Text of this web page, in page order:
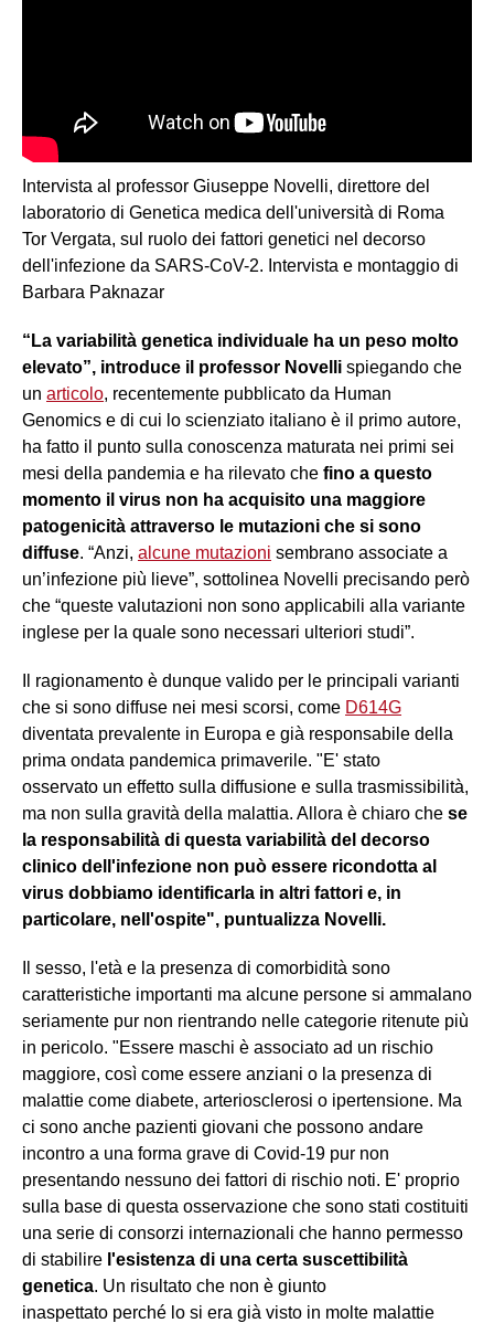
Intervista al professor Giuseppe Novelli, direttore del
laboratorio di Genetica medica dell'università di Roma
Tor Vergata, sul ruolo dei fattori genetici nel decorso
dell'infezione da SARS-CoV-2. Intervista e montaggio di
Barbara Paknazar
“La variabilità genetica individuale ha un peso molto
elevato”, introduce il professor Novelli spiegando che
un articolo, recentemente pubblicato da Human
Genomics e di cui lo scienziato italiano è il primo autore,
ha fatto il punto sulla conoscenza maturata nei primi sei
mesi della pandemia e ha rilevato che fino a questo
momento il virus non ha acquisito una maggiore
patogenicità attraverso le mutazioni che si sono
diffuse. “Anzi, alcune mutazioni sembrano associate a
un’infezione più lieve”, sottolinea Novelli precisando però
che “queste valutazioni non sono applicabili alla variante
inglese per la quale sono necessari ulteriori studi”.
Il ragionamento è dunque valido per le principali varianti
che si sono diffuse nei mesi scorsi, come D614G
diventata prevalente in Europa e già responsabile della
prima ondata pandemica primaverile. "E' stato
osservato un effetto sulla diffusione e sulla trasmissibilità,
ma non sulla gravità della malattia. Allora è chiaro che se
la responsabilità di questa variabilità del decorso
clinico dell'infezione non può essere ricondotta al
virus dobbiamo identificarla in altri fattori e, in
particolare, nell'ospite", puntualizza Novelli.
Il sesso, l'età e la presenza di comorbidità sono
caratteristiche importanti ma alcune persone si ammalano
seriamente pur non rientrando nelle categorie ritenute più
in pericolo. "Essere maschi è associato ad un rischio
maggiore, così come essere anziani o la presenza di
malattie come diabete, arteriosclerosi o ipertensione. Ma
ci sono anche pazienti giovani che possono andare
incontro a una forma grave di Covid-19 pur non
presentando nessuno dei fattori di rischio noti. E' proprio
sulla base di questa osservazione che sono stati costituiti
una serie di consorzi internazionali che hanno permesso
di stabilire l'esistenza di una certa suscettibilità
genetica. Un risultato che non è giunto
inaspettato perché lo si era già visto in molte malattie